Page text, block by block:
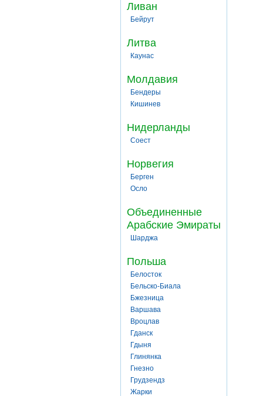
Ливан
Бейрут
Литва
Каунас
Молдавия
Бендеры
Кишинев
Нидерланды
Соест
Норвегия
Берген
Осло
Объединенные
Арабские Эмираты
Шарджа
Польша
Белосток
Бельско-Биала
Бжезница
Варшава
Вроцлав
Гданск
Гдыня
Глинянка
Гнезно
Грудзендз
Жарки